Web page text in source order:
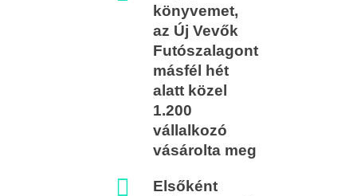
könyvemet,
az Új Vevők
Futószalagont
másfél hét
alatt közel
1.200
vállalkozó
vásárolta meg
Elsőként